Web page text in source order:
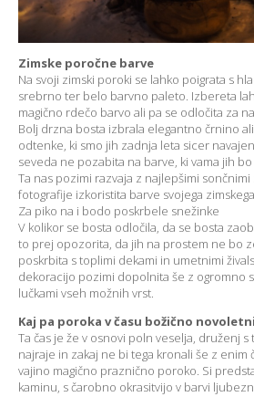
Zimske poročne barve
Na svoji zimski poroki se lahko poigrata s
srebrno ter belo barvno paleto. Izbereta
magično rdečo barvo ali pa se odločita za
Bolj drzna bosta izbrala elegantno črnino
odtenke, ki smo jih zadnja leta sicer
seveda ne pozabita na barve, ki vama jih
Ta nas pozimi razvaja z najlepšimi
fotografije izkoristita barve svojega
Za piko na i bodo poskrbele snežinke
V kolikor se bosta odločila, da se bosta
to prej opozorita, da jih na prostem ne bo
poskrbita s toplimi dekami in umetnimi
dekoracijo pozimi dopolnita še z ogromno
lučkami vseh možnih vrst.
Kaj pa poroka v času božično
Ta čas je že v osnovi poln veselja, druženj s
najraje in zakaj ne bi tega kronali še z enim
vajino magično praznično poroko. Si
kaminu, s čarobno okrasitvijo v barvi